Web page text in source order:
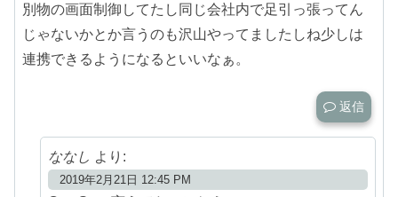
別物の画面制御してたし同じ会社内で足引っ張ってん
じゃないかとか言うのも沢山やってましたしね少しは
連携できるようになるといいなぁ。
返信
ななし より:
2019年2月21日 12:45 PM